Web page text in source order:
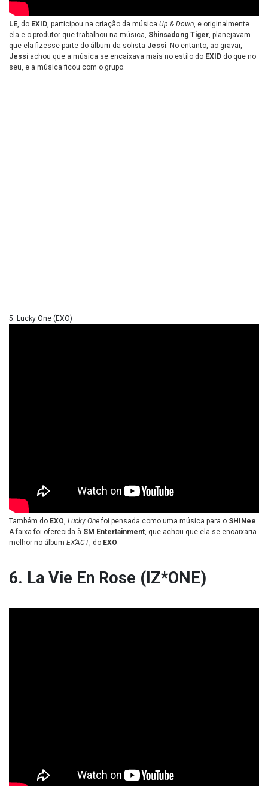
LE, do EXID, participou na criação da música Up & Down, e originalmente
ela e o produtor que trabalhou na música, Shinsadong Tiger, planejavam
que ela fizesse parte do álbum da solista Jessi. No entanto, ao gravar,
Jessi achou que a música se encaixava mais no estilo do EXID do que no
seu, e a música ficou com o grupo.
5. Lucky One (EXO)
Também do EXO, Lucky Onefoi pensada como uma música para o SHINee.
A faixa foi oferecida à SM Entertainment, que achou que ela se encaixaria
melhor no álbum EX’ACT, do EXO.
6. La Vie En Rose (IZ*ONE)